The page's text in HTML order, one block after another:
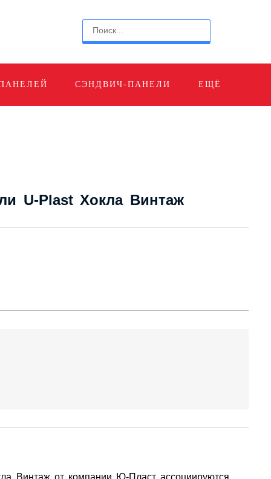
СЭНДВИЧ-ПАНЕЛИ ЕЩЁ
U-Plast Хокла Винтаж
Винтаж от компании Ю-Пласт ассоциируются